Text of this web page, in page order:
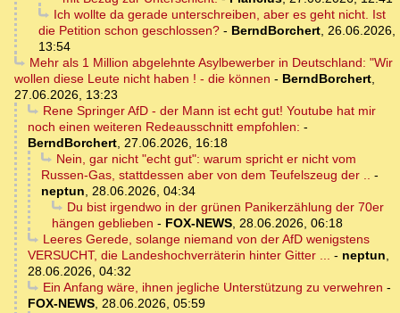
Ich wollte da gerade unterschreiben, aber es geht nicht. Ist
die Petition schon geschlossen? - BerndBorchert, 26.06.2026,
13:54
Mehr als 1 Million abgelehnte Asylbewerber in Deutschland: "Wir
wollen diese Leute nicht haben ! - die können - BerndBorchert,
27.06.2026, 13:23
Rene Springer AfD - der Mann ist echt gut! Youtube hat mir
noch einen weiteren Redeausschnitt empfohlen: -
BerndBorchert, 27.06.2026, 16:18
Nein, gar nicht "echt gut": warum spricht er nicht vom
Russen-Gas, stattdessen aber von dem Teufelszeug der .. -
neptun, 28.06.2026, 04:34
Du bist irgendwo in der grünen Panikerzählung der 70er
hängen geblieben - FOX-NEWS, 28.06.2026, 06:18
Leeres Gerede, solange niemand von der AfD wenigstens
VERSUCHT, die Landeshochverräterin hinter Gitter ... - neptun,
28.06.2026, 04:32
Ein Anfang wäre, ihnen jegliche Unterstützung zu verwehren -
FOX-NEWS, 28.06.2026, 05:59